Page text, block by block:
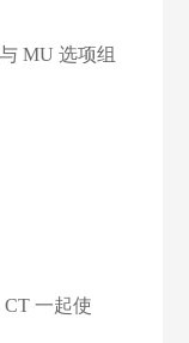
MU 选项组
一起使